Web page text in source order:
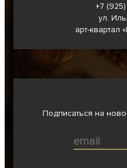
+7
ул.
арт-квартал
Подписаться на